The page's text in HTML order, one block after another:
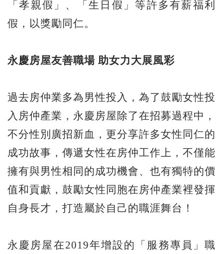
「孝親假」、「生日假」等許多有薪福利
假，以獎勵同仁。
永慶房屋友善職場 助女力大展風彩
過去房仲業多為男性投入，為了鼓勵女性投
入房仲產業，永慶房屋除了在招募過程中，
不分性別廣招新血，更分享許多女性同仁的
成功故事，傳遞女性在房仲工作上，不僅能
擁有與男性相同的成功機會、也有獨特的價
值和貢獻，鼓勵女性同胞在房仲產業裡發揮
自身長才，打造屬於自己的職涯舞台！
永慶房屋在2019年增設的「服務專員」職